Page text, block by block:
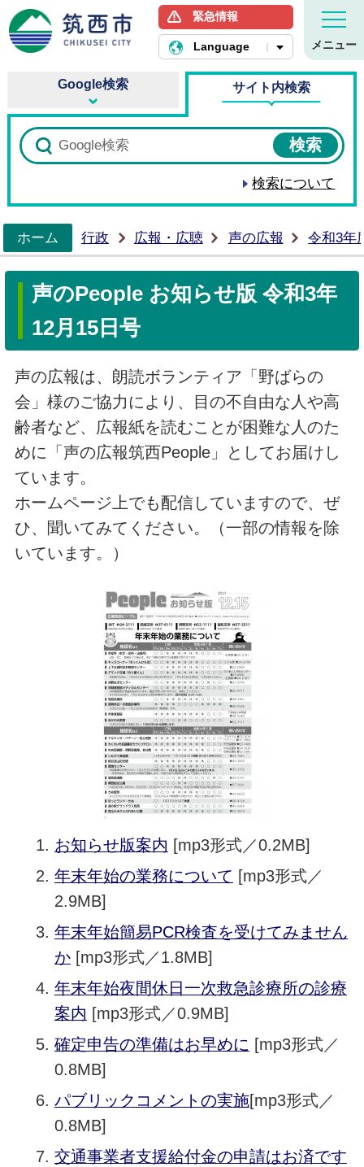
筑西市ホームページ
緊急情報
Language メニュー
Google検索 サイト内検索
検索について
ホーム
行政 広報・広聴 声の広報 令和3年
声のPeople お知らせ版 令和3年
12月15日号
声の広報は、朗読ボランティア「野ばらの
会」様のご協力により、目の不自由な人や高
齢者など、広報紙を読むことが困難な人のた
めに「声の広報筑西People」としてお届けし
ています。
ホームページ上でも配信していますので、ぜ
ひ、聞いてみてください。（一部の情報を除
いています。）
お知らせ版案内 [mp3形式／0.2MB]
年末年始の業務について [mp3形式／
2.9MB]
年末年始簡易PCR検査を受けてみません
か[mp3形式／1.8MB]
年末年始夜間休日一次救急診療所の診療
案内 [mp3形式／0.9MB]
確定申告の準備はお早めに [mp3形式／
0.8MB]
パブリックコメントの実施[mp3形式／
0.8MB]
交通事業者支援給付金の申請はお済です